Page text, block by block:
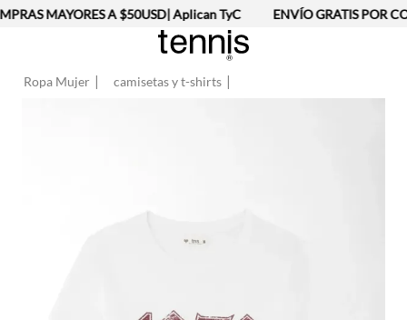
MAYORES A $50USD| Aplican TyC ENVÍO GRATIS POR
Ropa Mujer camisetas y t-shirts